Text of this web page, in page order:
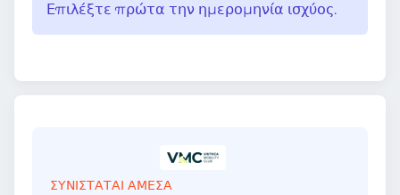
Επιλέξτε πρώτα την ημερομηνία ισχύος.
ΣΥΝΙΣΤΑΤΑΙ ΑΜΕΣΑ